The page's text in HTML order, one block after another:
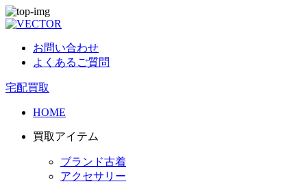
お問い合わせ
よくあるご質問
宅配買取
HOME
買取アイテム
ブランド古着
アクセサリー